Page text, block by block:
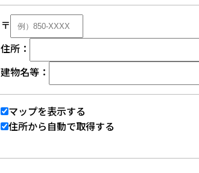
〒
住所：
建物名等：
マップを表示する
住所から自動で取得する